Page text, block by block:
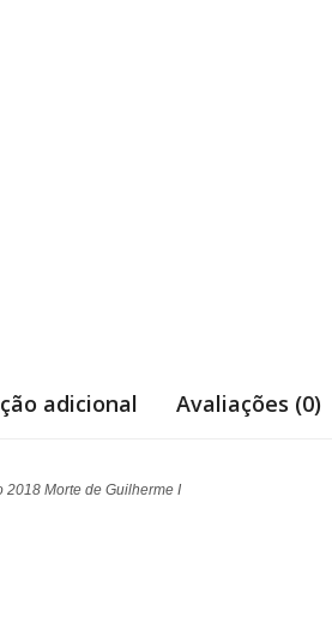
adicional Avaliações (0)
2018 Morte de Guilherme I